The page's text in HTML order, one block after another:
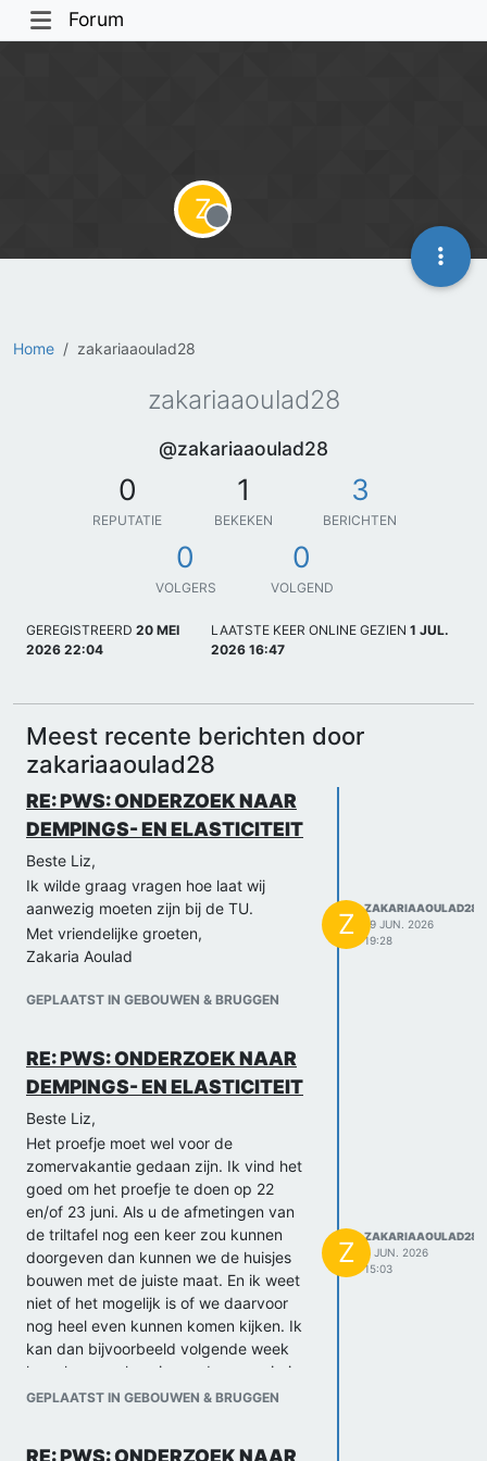
Forum
Home zakariaaoulad28
Z
Offline
zakariaaoulad28
@zakariaaoulad28
0
REPUTATIE
1
BEKEKEN
3
BERICHTEN
0
VOLGERS
0
VOLGEND
GEREGISTREERD 20 MEI
2026 22:04
LAATSTE KEER ONLINE GEZIEN 1 JUL.
2026 16:47
Meest recente berichten door
zakariaaoulad28
RE: PWS: ONDERZOEK NAAR
DEMPINGS- EN ELASTICITEIT
Beste Liz,
Ik wilde graag vragen hoe laat wij
aanwezig moeten zijn bij de TU.
Met vriendelijke groeten,
Zakaria Aoulad
GEPLAATST IN GEBOUWEN & BRUGGEN
Z
ZAKARIAAOULAD28
19 JUN. 2026
19:28
RE: PWS: ONDERZOEK NAAR
DEMPINGS- EN ELASTICITEIT
Beste Liz,
Het proefje moet wel voor de
zomervakantie gedaan zijn. Ik vind het
goed om het proefje te doen op 22
en/of 23 juni. Als u de afmetingen van
de triltafel nog een keer zou kunnen
doorgeven dan kunnen we de huisjes
bouwen met de juiste maat. En ik weet
niet of het mogelijk is of we daarvoor
nog heel even kunnen komen kijken. Ik
kan dan bijvoorbeeld volgende week
langskomen als er iemand aanwezig is.
En ik had nog een vraagje. Wij hebben
GEPLAATST IN GEBOUWEN & BRUGGEN
Z
ZAKARIAAOULAD28
6 JUN. 2026
15:03
RE: PWS: ONDERZOEK NAAR